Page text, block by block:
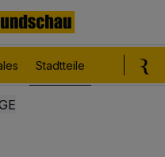
Stadtteile